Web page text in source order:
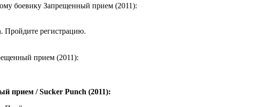
боевику Запрещенный прием (2011):
Пройдите регистрацию.
прием (2011):
прием / Sucker Punch (2011):